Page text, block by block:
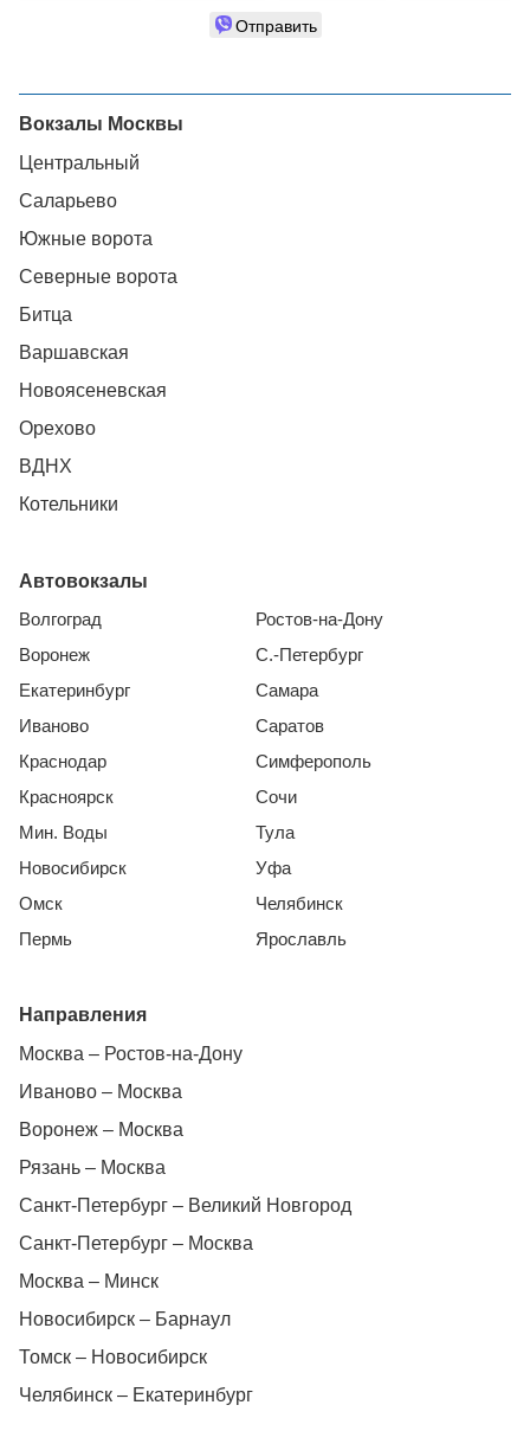
Отправить
Вокзалы Москвы
Центральный
Саларьево
Южные ворота
Северные ворота
Битца
Варшавская
Новоясеневская
Орехово
ВДНХ
Котельники
Автовокзалы
Волгоград
Воронеж
Екатеринбург
Иваново
Краснодар
Красноярск
Мин. Воды
Новосибирск
Омск
Пермь
Ростов-на-Дону
С.-Петербург
Самара
Саратов
Симферополь
Сочи
Тула
Уфа
Челябинск
Ярославль
Направления
Москва – Ростов-на-Дону
Иваново – Москва
Воронеж – Москва
Рязань – Москва
Санкт-Петербург – Великий Новгород
Санкт-Петербург – Москва
Москва – Минск
Новосибирск – Барнаул
Томск – Новосибирск
Челябинск – Екатеринбург